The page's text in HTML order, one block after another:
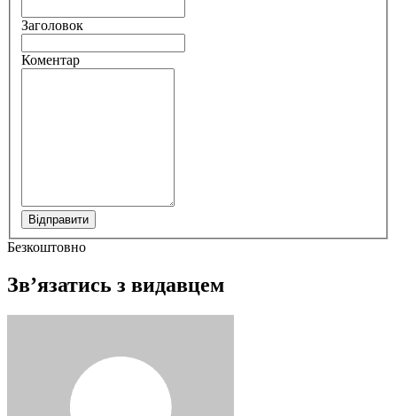
Заголовок
Коментар
Відправити
Безкоштовно
Зв’язатись з видавцем